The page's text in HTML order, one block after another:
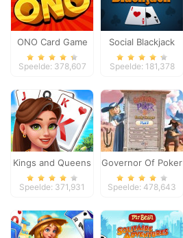
ONO Card Game
Speelde: 378,607
Social Blackjack
Speelde: 181,378
Kings and Queens
Solitaire Tripeaks
Speelde: 371,931
Governor Of Poker
2
Speelde: 478,643